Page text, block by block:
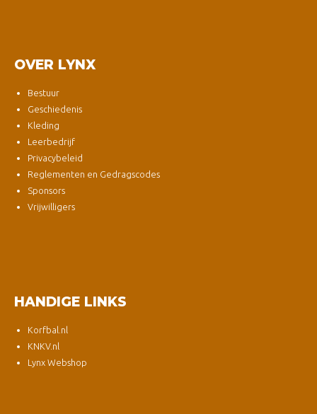
OVER LYNX
Bestuur
Geschiedenis
Kleding
Leerbedrijf
Privacybeleid
Reglementen en Gedragscodes
Sponsors
Vrijwilligers
HANDIGE LINKS
Korfbal.nl
KNKV.nl
Lynx Webshop